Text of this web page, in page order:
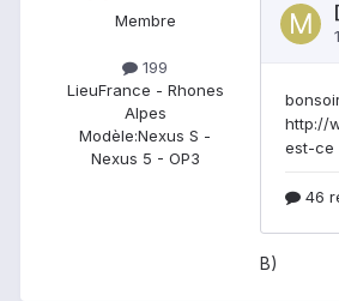
Membre
199
LieuFrance - Rhones
Alpes
Modèle:Nexus S -
Nexus 5 - OP3
B)